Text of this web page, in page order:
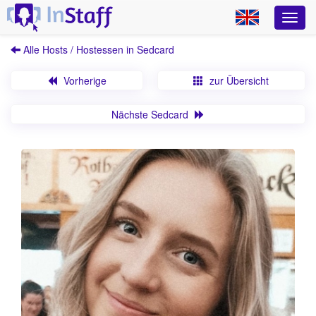
Alle Hosts / Hostessen in Sedcard
Vorherige zur Übersicht
Nächste Sedcard